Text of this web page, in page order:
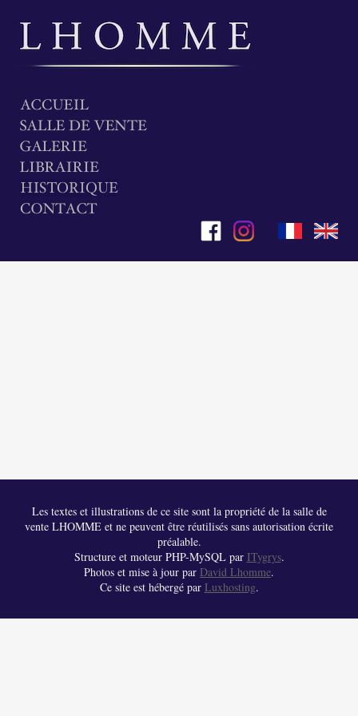
Les textes et illustrations de ce site sont la propriété de la salle de
vente LHOMME et ne peuvent être réutilisés sans autorisation écrite
préalable.
Structure et moteur PHP-MySQL par ITygrys.
Photos et mise à jour par David Lhomme.
Ce site est hébergé par Luxhosting.